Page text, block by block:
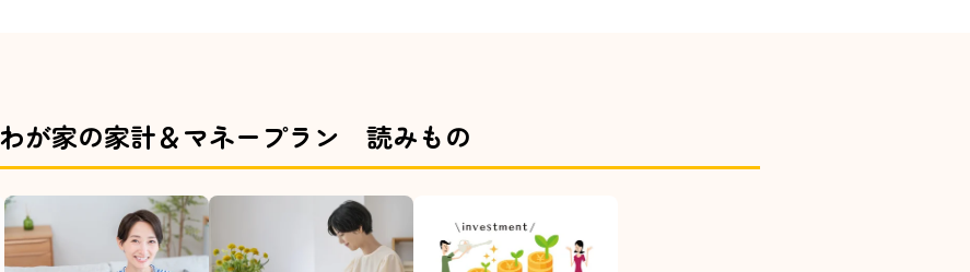
わが家の家計＆マネープラン 読みもの